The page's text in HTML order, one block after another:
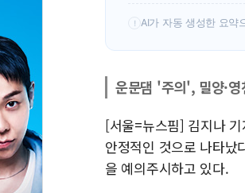
! AI가 자동 생성한 요약
운문댐 '주의', 밀양·
[서울=뉴스핌] 김지나
안정적인 것으로 나타났
을 예의주시하고 있다.